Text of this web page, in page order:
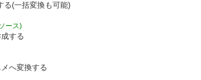
る(一括変換も可能)
ース)
する
へ変換する